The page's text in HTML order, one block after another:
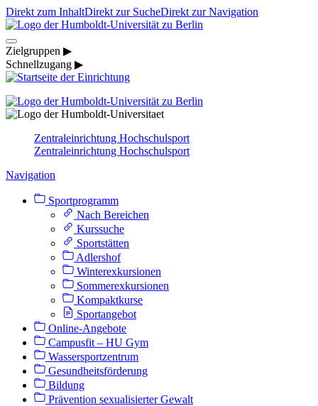
Direkt zum InhaltDirekt zur SucheDirekt zur Navigation
Zielgruppen ▶
Schnellzugang ▶
Zentraleinrichtung Hochschulsport
Zentraleinrichtung Hochschulsport
Navigation
Sportprogramm
Nach Bereichen
Kurssuche
Sportstätten
Adlershof
Winterexkursionen
Sommerexkursionen
Kompaktkurse
Sportangebot
Online-Angebote
Campusfit – HU Gym
Wassersportzentrum
Gesundheitsförderung
Bildung
Prävention sexualisierter Gewalt